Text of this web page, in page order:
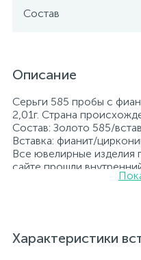
Состав
Описание
Серьги 585 пробы с
2,01г. Страна
Состав: Золото 585/
Вставка: фианит/
Все ювелирные изделия
сайте прошли
контроль
параметров.*Цвета
незначительно
Характеристики